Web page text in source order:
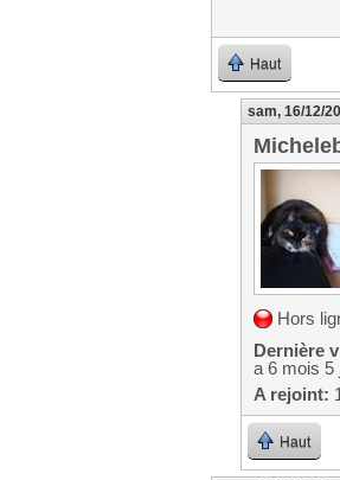
Haut
sam, 16/12/
Hors
Dernière
a 6 mois 5
A rejoint:
Haut